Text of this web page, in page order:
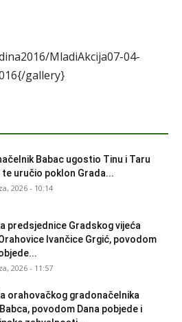
MladiAkcija07-04-
gallery}
Babac ugostio Tinu i Taru
te uručio poklon Grada...
2026 - 10:14
predsjednice Gradskog vijeća
Ivančice Grgić, povodom
2026 - 11:57
orahovačkog gradonačelnika
povodom Dana pobjede i